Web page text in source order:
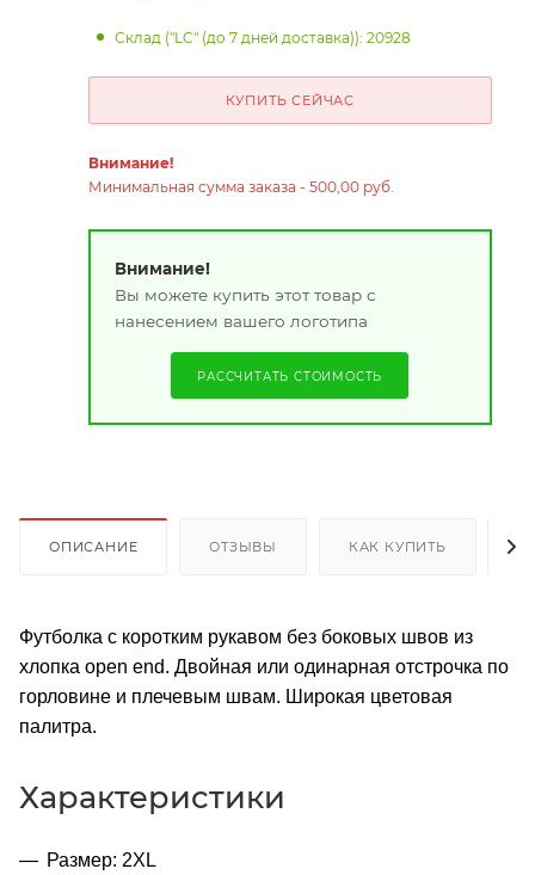
Склад ("LC" (до 7 дней доставка)): 20928
КУПИТЬ СЕЙЧАС
Внимание!
Минимальная сумма заказа - 500,00 руб.
Внимание!
Вы можете купить этот товар с
нанесением вашего логотипа
РАССЧИТАТЬ СТОИМОСТЬ
ОПИСАНИЕ ОТЗЫВЫ КАК КУПИТЬ
Футболка с коротким рукавом без боковых швов из
хлопка open end. Двойная или одинарная отстрочка по
горловине и плечевым швам. Широкая цветовая
палитра.
Характеристики
Размер: 2XL